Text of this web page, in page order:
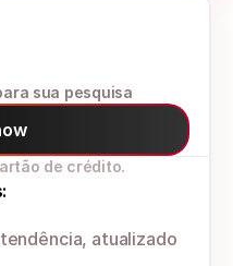
sua pesquisa
de crédito.
atualizado